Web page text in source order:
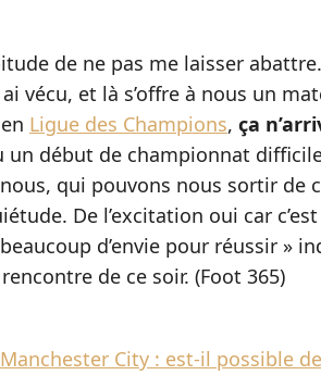
de ne pas me laisser
vécu, et là s’offre à nous un
Ligue des Champions, ça
un début de championnat
qui pouvons nous sortir de
De l’excitation oui car
d’envie pour réussir »
de ce soir. (Foot 365)
City : est-il possible